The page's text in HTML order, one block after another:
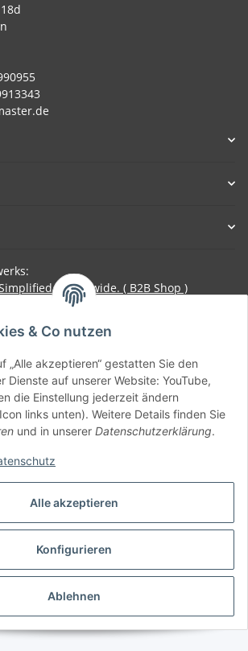
Alle akzeptieren
Konfigurieren
Ablehnen
& Co nutzen
„Alle akzeptieren“ gestatten Sie den
Dienste auf unserer Website: YouTube,
die Einstellung jederzeit ändern
links unten). Weitere Details finden Sie
und in unserer Datenschutzerklärung.
Worldwide. ( B2B Shop )
Vertrag widerrufen
USt., zzgl.Versand
Powered byJTL-Shop